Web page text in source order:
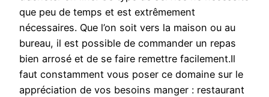
que peu de temps et est extrêmement
nécessaires. Que l’on soit vers la maison ou au
bureau, il est possible de commander un repas
bien arrosé et de se faire remettre facilement.Il
faut constamment vous poser ce domaine sur le
appréciation de vos besoins manger : restaurant